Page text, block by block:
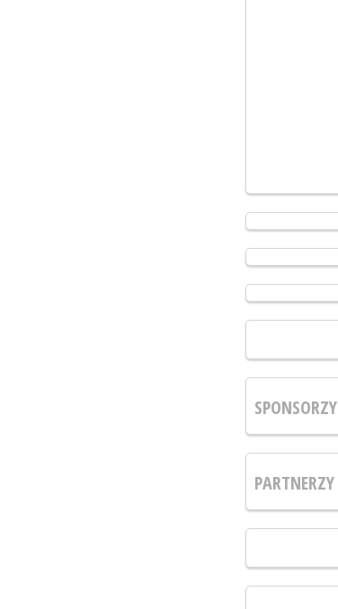
SPONSORZY
PARTNERZY